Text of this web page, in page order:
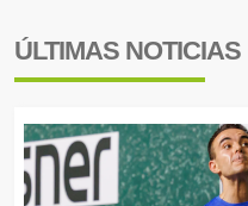
ÚLTIMAS NOTICIAS